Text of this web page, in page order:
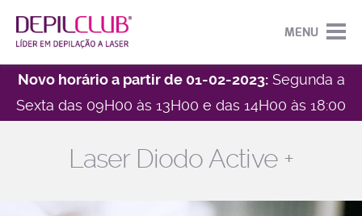
MENU
HOME
SOBRE A DEPILCLUB
OPORTUNIDADES
DEPILAÇÃO
Novo horário a partir de 01-02-2023:Segunda a
Sexta das 09H00 às 13H00 e das 14H00 às 18:00
Laser Diodo Active +